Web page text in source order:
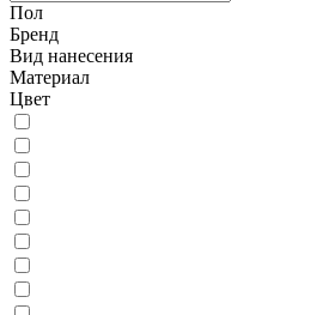
Пол
Бренд
Вид нанесения
Материал
Цвет